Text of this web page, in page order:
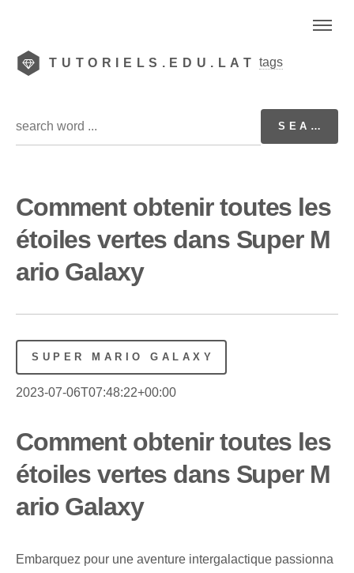
TUTORIELS.EDU.LAT tags
Comment obtenir toutes les
étoiles vertes dans Super M
ario Galaxy
SUPER MARIO GALAXY
2023-07-06T07:48:22+00:00
Comment obtenir toutes les
étoiles vertes dans Super M
ario Galaxy
Embarquez pour une aventure intergalactique passionna